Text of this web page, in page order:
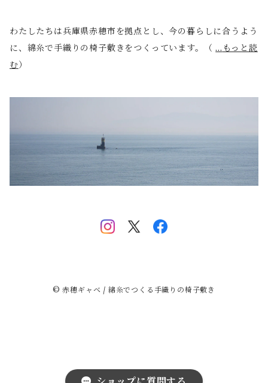
縞
水玉
走獣
わたしたちは兵庫県赤穂市を拠点とし、今の暮らしに合うよう
に、綿糸で手織りの椅子敷きをつくっています。（... もっと読
む）
© 赤穂ギャベ / 綿糸でつくる手織りの椅子敷き